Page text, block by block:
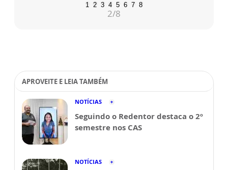
1 2 3 4 5 6 7 8
2/8
APROVEITE E LEIA TAMBÉM
NOTÍCIAS
Seguindo o Redentor destaca o 2º
semestre nos CAS
NOTÍCIAS